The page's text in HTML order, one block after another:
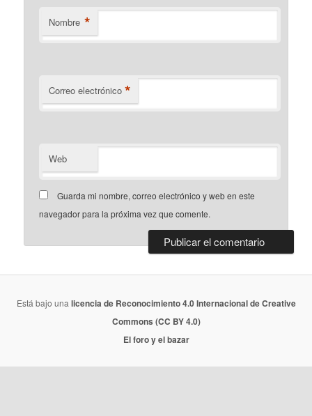
Nombre *
Correo electrónico *
Web
Guarda mi nombre, correo electrónico y web en este
navegador para la próxima vez que comente.
Está bajo una licencia de Reconocimiento 4.0 Internacional de Creative
Commons (CC BY 4.0)
El foro y el bazar